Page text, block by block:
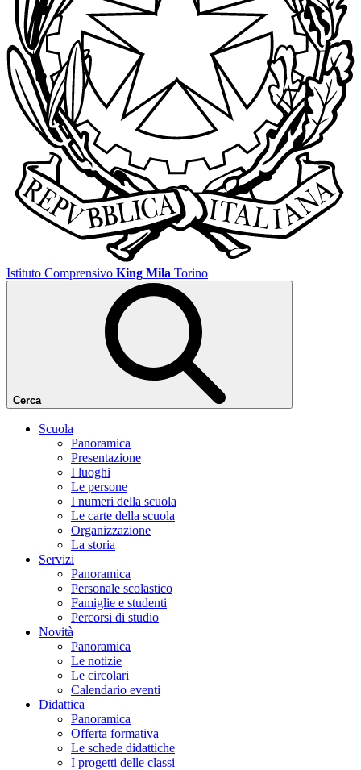
Istituto Comprensivo King Mila Torino
Cerca
Scuola
Panoramica
Presentazione
I luoghi
Le persone
I numeri della scuola
Le carte della scuola
Organizzazione
La storia
Servizi
Panoramica
Personale scolastico
Famiglie e studenti
Percorsi di studio
Novità
Panoramica
Le notizie
Le circolari
Calendario eventi
Didattica
Panoramica
Offerta formativa
Le schede didattiche
I progetti delle classi